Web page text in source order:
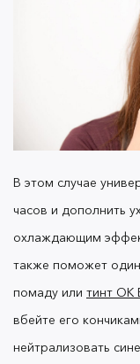
В этом случае
часов и дополнить
охлаждающим
также поможет
помаду или тинт OK
вбейте его
нейтрализовать